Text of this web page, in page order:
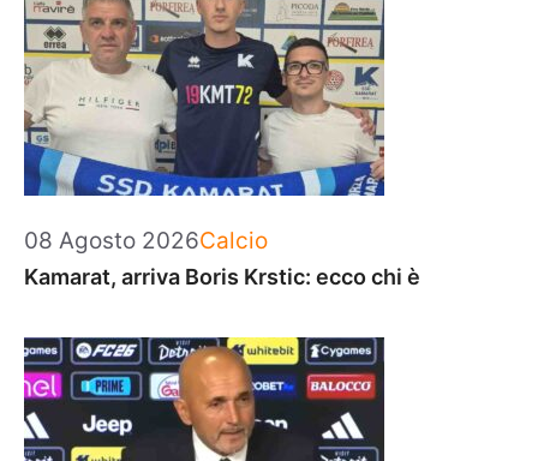
08 Agosto 2026Categorie
Calcio
Kamarat, arriva Boris Krstic: ecco chi è